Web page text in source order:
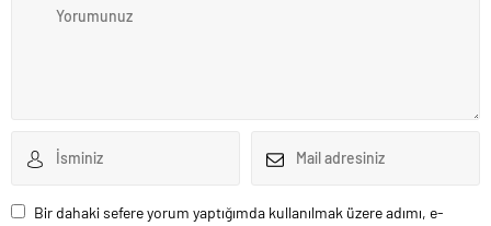
Bir dahaki sefere yorum yaptığımda kullanılmak üzere adımı, e-